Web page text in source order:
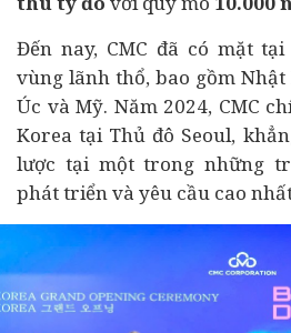
Đến nay, CMC đã có mặt
vùng lãnh thổ, bao gồm
Úc và Mỹ. Năm 2024, CMC
Korea tại Thủ đô Seoul,
lược tại một trong những
phát triển và yêu cầu cao